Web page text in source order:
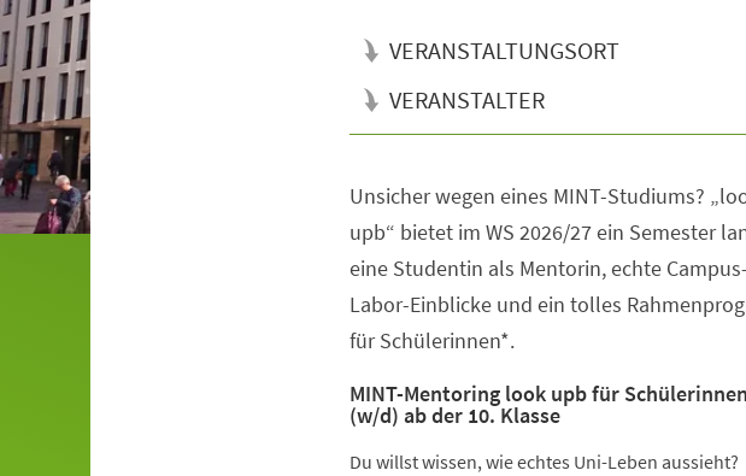
VERANSTALTUNGSORT
VERANSTALTER
Unsicher wegen eines MINT-Studiums?
upb“ bietet im WS 2026/27 ein Semester
eine Studentin als Mentorin, echte
Labor-Einblicke und ein tolles
für Schülerinnen*.
MINT-Mentoring look upb für
(w/d) ab der 10. Klasse
Du willst wissen, wie echtes Uni-Leben aussieht?